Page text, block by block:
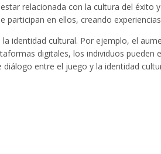
relacionada con la cultura del éxito
en ellos, creando
identidad cultural. Por ejemplo, el
digitales, los individuos pueden
entre el juego y la identidad